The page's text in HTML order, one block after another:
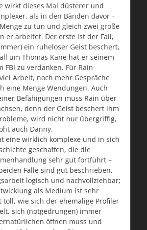
wirkt dieses Mal düsterer und
als in den Bänden davor –
zu tun und gleich zwei große
er arbeitet. Der erste ist der Fall,
ein ruheloser Geist beschert,
um Thomas Kane hat er seinem
FBI zu verdanken. Für Rain
Arbeit, noch mehr Gespräche
eine Menge Wendungen. Auch
Befähigungen muss Rain über
denn der Geist beschert ihm
wird nicht nur übergriffig,
auch Danny.
eine wirklich komplexe und in sich
geschaffen, die die
sehr gut fortführt –
Fälle sind gut beschrieben,
logisch und nachvollziehbar;
als Medium ist sehr
toll, wie sich der ehemalige Profiler
sich (notgedrungen) immer
öffnen muss und